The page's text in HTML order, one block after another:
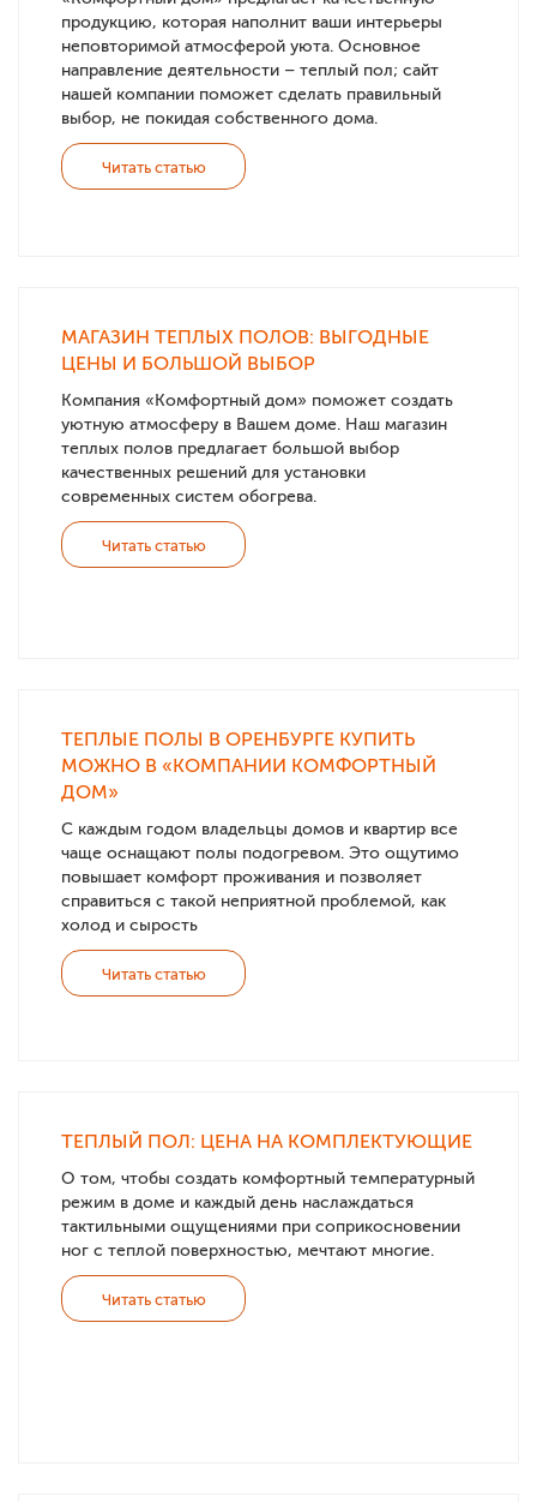
продукцию, которая наполнит ваши интерьеры
неповторимой атмосферой уюта. Основное
направление деятельности – теплый пол; сайт
нашей компании поможет сделать правильный
выбор, не покидая собственного дома.
Читать статью
МАГАЗИН ТЕПЛЫХ ПОЛОВ: ВЫГОДНЫЕ
ЦЕНЫ И БОЛЬШОЙ ВЫБОР
Компания «Комфортный дом» поможет создать
уютную атмосферу в Вашем доме. Наш магазин
теплых полов предлагает большой выбор
качественных решений для установки
современных систем обогрева.
Читать статью
ТЕПЛЫЕ ПОЛЫ В ОРЕНБУРГЕ КУПИТЬ
МОЖНО В «КОМПАНИИ КОМФОРТНЫЙ
ДОМ»
С каждым годом владельцы домов и квартир все
чаще оснащают полы подогревом. Это ощутимо
повышает комфорт проживания и позволяет
справиться с такой неприятной проблемой, как
холод и сырость
Читать статью
ТЕПЛЫЙ ПОЛ: ЦЕНА НА КОМПЛЕКТУЮЩИЕ
О том, чтобы создать комфортный температурный
режим в доме и каждый день наслаждаться
тактильными ощущениями при соприкосновении
ног с теплой поверхностью, мечтают многие.
Читать статью